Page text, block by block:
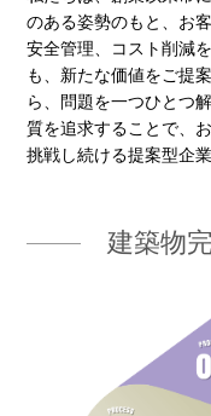
のある姿勢のもと、お
安全管理、コスト削減
も、新たな価値をご提
ら、問題を一つひとつ
質を追求することで、
挑戦し続ける提案型企業
建築物